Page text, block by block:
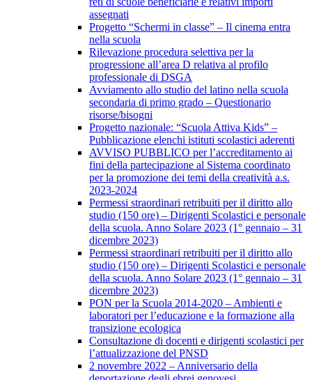
assegnati
Progetto “Schermi in classe” – Il cinema entra
nella scuola
Rilevazione procedura selettiva per la
progressione all’area D relativa al profilo
professionale di DSGA
Avviamento allo studio del latino nella scuola
secondaria di primo grado – Questionario
risorse/bisogni
Progetto nazionale: “Scuola Attiva Kids” –
Pubblicazione elenchi istituti scolastici aderenti
AVVISO PUBBLICO per l’accreditamento ai
fini della partecipazione al Sistema coordinato
per la promozione dei temi della creatività a.s.
2023-2024
Permessi straordinari retribuiti per il diritto allo
studio (150 ore) – Dirigenti Scolastici e personale
della scuola. Anno Solare 2023 (1° gennaio – 31
dicembre 2023)
Permessi straordinari retribuiti per il diritto allo
studio (150 ore) – Dirigenti Scolastici e personale
della scuola. Anno Solare 2023 (1° gennaio – 31
dicembre 2023)
PON per la Scuola 2014-2020 – Ambienti e
laboratori per l’educazione e la formazione alla
transizione ecologica
Consultazione di docenti e dirigenti scolastici per
l’attualizzazione del PNSD
2 novembre 2022 – Anniversario della